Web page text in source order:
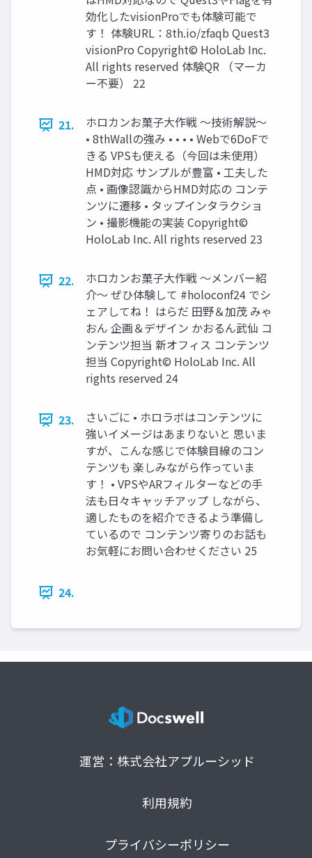
効化したvisionProでも体験可能で
す！ 体験URL：8th.io/zfaqb Quest3
visionPro Copyright© HoloLab Inc.
All rights reserved 体験QR （マーカ
ー不要） 22
21.
ホロカンお菓子大作戦 ～技術解説～
• 8thWallの強み • • • • Webで6DoFで
きる VPSも使える（今回は未使用）
HMD対応 サンプルが豊富 • 工夫した
点 • 画像認識からHMD対応の コンテ
ンツに遷移 • タップインタラクショ
ン • 撮影機能の実装 Copyright©
HoloLab Inc. All rights reserved 23
22.
ホロカンお菓子大作戦 ～メンバー紹
介～ ぜひ体験して #holoconf24 でシ
ェアしてね！ はらだ 田野＆加茂 みゃ
おん 企画＆デザイン かおるん武仙 コ
ンテンツ担当 新オフィス コンテンツ
担当 Copyright© HoloLab Inc. All
rights reserved 24
23.
さいごに • ホロラボはコンテンツに
強いイメージはあまりないと 思いま
すが、こんな感じで体験目線のコン
テンツも 楽しみながら作っていま
す！ • VPSやARフィルターなどの手
法も日々キャッチアップ しながら、
適したものを紹介できるよう準備し
ているので コンテンツ寄りのお話も
お気軽にお問い合わせください 25
24.
運営：株式会社アプルーシッド
利用規約
プライバシーポリシー